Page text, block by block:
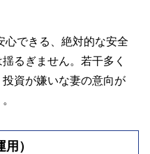
心できる、絶対的な安全
るぎません。若干多く
資が嫌いな妻の意向が
）